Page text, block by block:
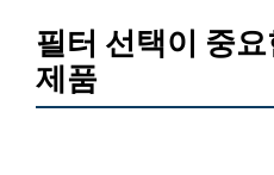
필터 선택이 중
제품